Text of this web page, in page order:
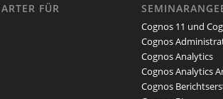
FÜR
Cognos 11 und
Cognos
Cognos Analytics
Cognos Analytics
Cognos